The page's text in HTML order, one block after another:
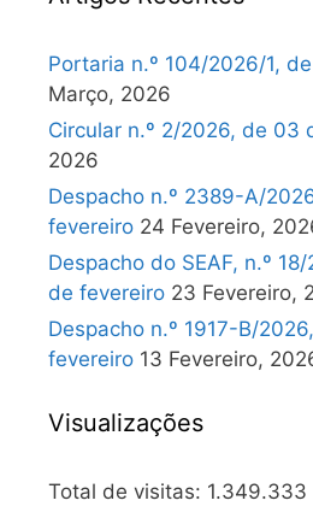
Portaria n.º 104/2026/1,
Março, 2026
Circular n.º 2/2026, de 03
2026
Despacho n.º 2389-A/
fevereiro 24 Fevereiro,
Despacho do SEAF, n.º
de fevereiro 23 Fevereiro,
Despacho n.º 1917-B/
fevereiro 13 Fevereiro,
Visualizações
Total de visitas: 1.349.333